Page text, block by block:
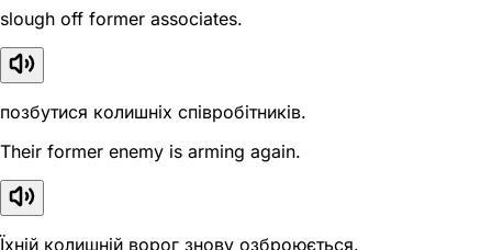
slough off former associates.
позбутися колишніх співробітників.
Their former enemy is arming again.
Їхній колишній ворог знову озброюється.